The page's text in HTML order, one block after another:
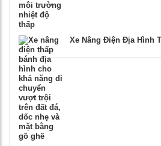
Xe Nâng Điện Địa Hình